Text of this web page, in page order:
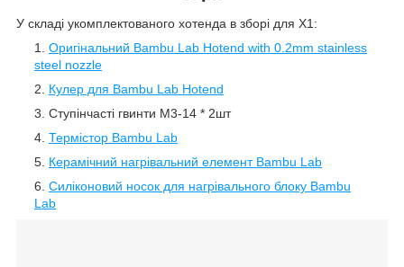
У складі укомплектованого хотенда в зборі для X1:
Оригінальний Bambu Lab Hotend with 0.2mm stainless
steel nozzle
Кулер для Bambu Lab Hotend
Ступінчасті гвинти M3-14 * 2шт
Термістор Bambu Lab
Керамічний нагрівальний елемент Bambu Lab
Силіконовий носок для нагрівального блоку Bambu
Lab